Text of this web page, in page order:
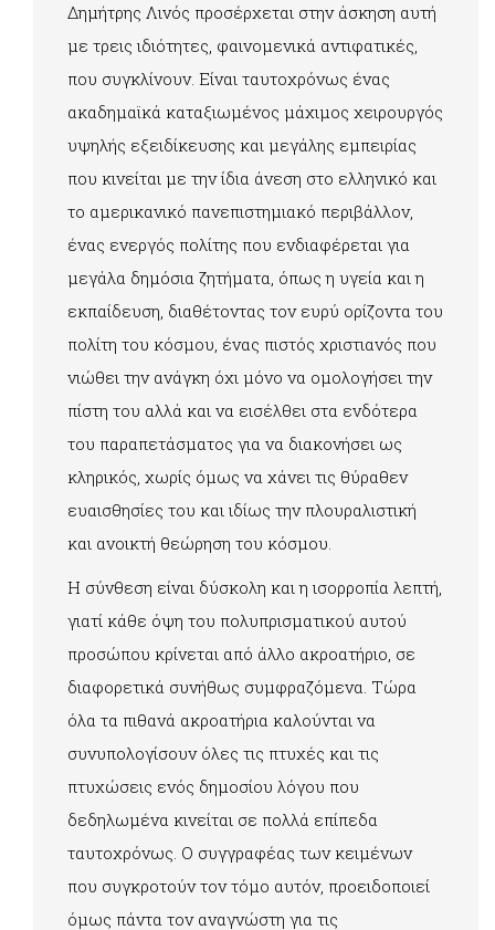
Δημήτρης Λινός προσέρχεται στην άσκηση αυτή
με τρεις ιδιότητες, φαινομενικά αντιφατικές,
που συγκλίνουν. Είναι ταυτοχρόνως ένας
ακαδημαϊκά καταξιωμένος μάχιμος χειρουργός
υψηλής εξειδίκευσης και μεγάλης εμπειρίας
που κινείται με την ίδια άνεση στο ελληνικό και
το αμερικανικό πανεπιστημιακό περιβάλλον,
ένας ενεργός πολίτης που ενδιαφέρεται για
μεγάλα δημόσια ζητήματα, όπως η υγεία και η
εκπαίδευση, διαθέτοντας τον ευρύ ορίζοντα του
πολίτη του κόσμου, ένας πιστός χριστιανός που
νιώθει την ανάγκη όχι μόνο να ομολογήσει την
πίστη του αλλά και να εισέλθει στα ενδότερα
του παραπετάσματος για να διακονήσει ως
κληρικός, χωρίς όμως να χάνει τις θύραθεν
ευαισθησίες του και ιδίως την πλουραλιστική
και ανοικτή θεώρηση του κόσμου.
Η σύνθεση είναι δύσκολη και η ισορροπία λεπτή,
γιατί κάθε όψη του πολυπρισματικού αυτού
προσώπου κρίνεται από άλλο ακροατήριο, σε
διαφορετικά συνήθως συμφραζόμενα. Τώρα
όλα τα πιθανά ακροατήρια καλούνται να
συνυπολογίσουν όλες τις πτυχές και τις
πτυχώσεις ενός δημοσίου λόγου που
δεδηλωμένα κινείται σε πολλά επίπεδα
ταυτοχρόνως. Ο συγγραφέας των κειμένων
που συγκροτούν τον τόμο αυτόν, προειδοποιεί
όμως πάντα τον αναγνώστη για τις